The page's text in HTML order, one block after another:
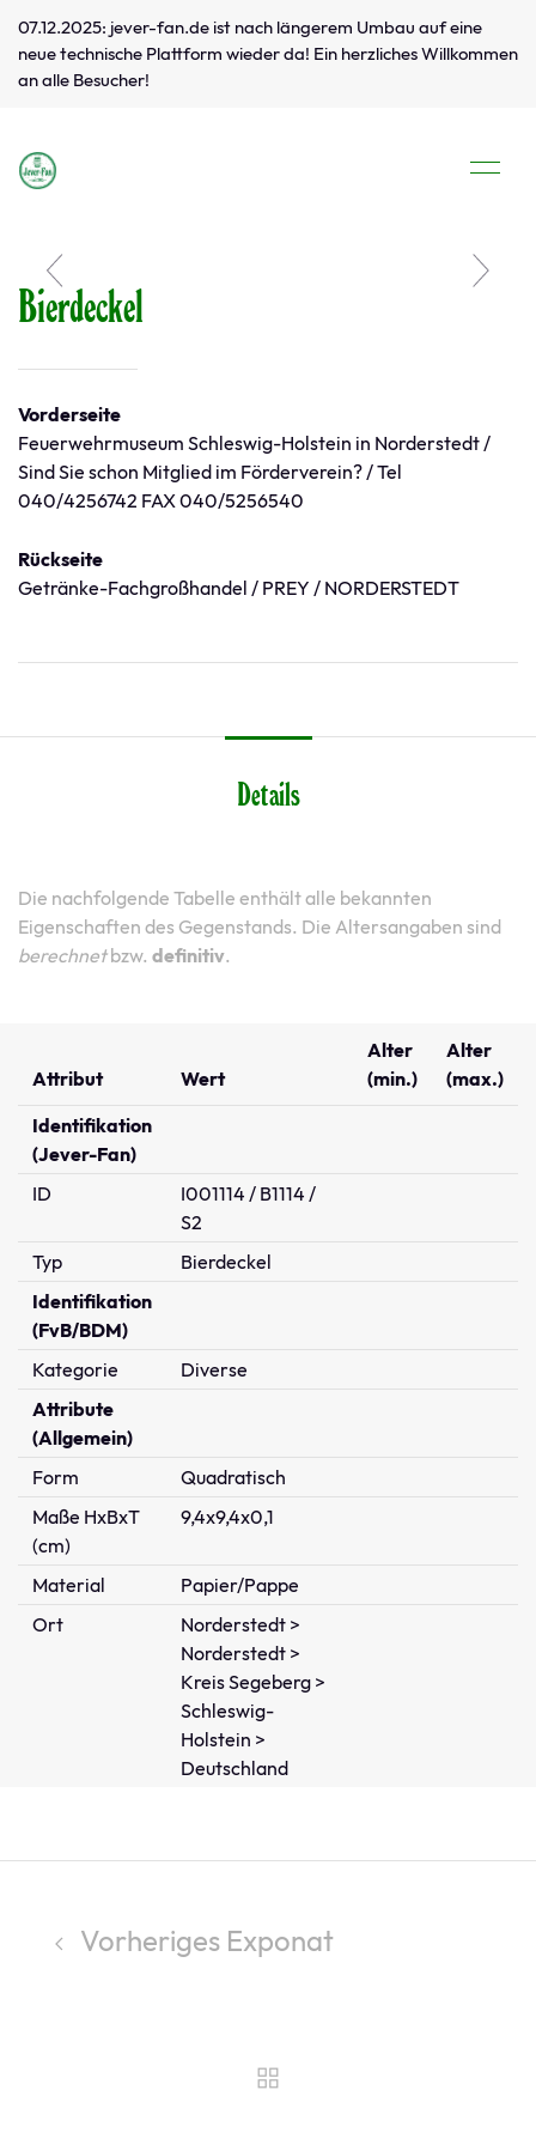
07.12.2025: jever-fan.de ist nach längerem Umbau auf eine
neue technische Plattform wieder da! Ein herzliches Willkommen
an alle Besucher!
Bierdeckel
Vorderseite
Feuerwehrmuseum Schleswig-Holstein in Norderstedt /
Sind Sie schon Mitglied im Förderverein? / Tel
040/4256742 FAX 040/5256540
Rückseite
Getränke-Fachgroßhandel / PREY / NORDERSTEDT
Details
Die nachfolgende Tabelle enthält alle bekannten
Eigenschaften des Gegenstands. Die Altersangaben sind
berechnetbzw. definitiv.
Attribut Wert
Alter
(min.)
Alter
(max.)
Identifikation
(Jever-Fan)
ID
I001114 / B1114 /
S2
Typ
Bierdeckel
Identifikation
(FvB/BDM)
Kategorie
Diverse
Attribute
(Allgemein)
Form
Quadratisch
Maße HxBxT
(cm)
9,4x9,4x0,1
Material
Papier/Pappe
Ort
Norderstedt >
Norderstedt >
Kreis Segeberg >
Schleswig-
Holstein >
Deutschland
Vorheriges Exponat